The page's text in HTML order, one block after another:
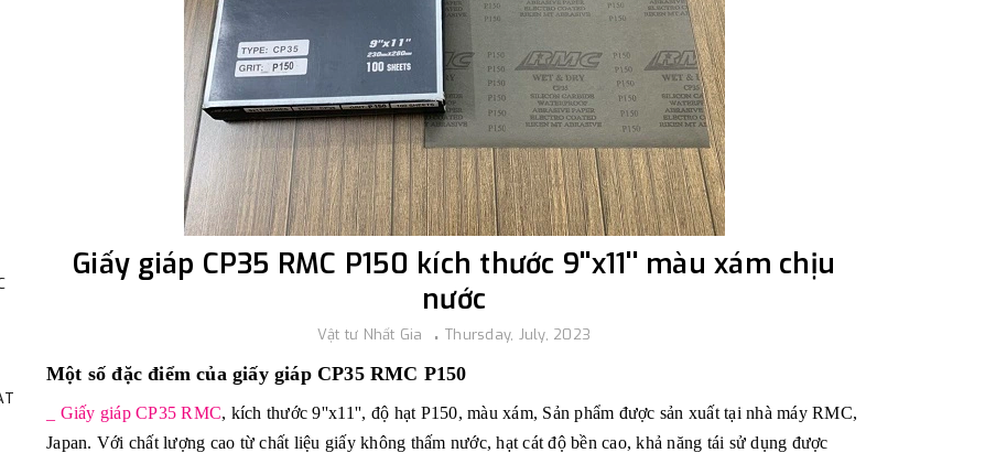
Giấy giáp CP35 RMC P150 kích thước 9''x11'' màu xám chịu
nước
Vật tư Nhất Gia Thursday, July, 2023
Một số đặc điểm của giấy giáp CP35 RMC P150
_ Giấy giáp CP35 RMC, kích thước 9''x11'', độ hạt P150, màu xám, Sản phẩm được sản xuất tại nhà máy RMC,
Japan. Với chất lượng cao từ chất liệu giấy không thấm nước, hạt cát độ bền cao, khả năng tái sử dụng được